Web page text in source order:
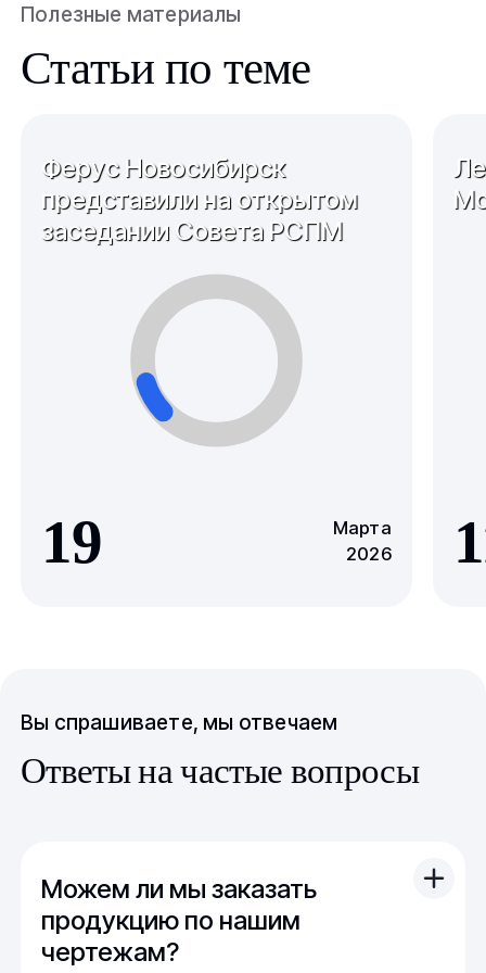
Полезные материалы
Статьи по теме
Ферус Новосибирск
представили на открытом
заседании Совета РСПМ
19
Марта
2026
Вы спрашиваете, мы отвечаем
Ответы на частые вопросы
Можем ли мы заказать
продукцию по нашим
чертежам?